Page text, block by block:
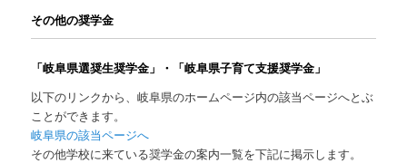
その他の奨学金
「岐阜県選奨生奨学金」・「岐阜県子育て支援奨学金」
以下のリンクから、岐阜県のホームページ内の該当ページへとぶ
ことができます。
岐阜県の該当ページへ
その他学校に来ている奨学金の案内一覧を下記に掲示します。